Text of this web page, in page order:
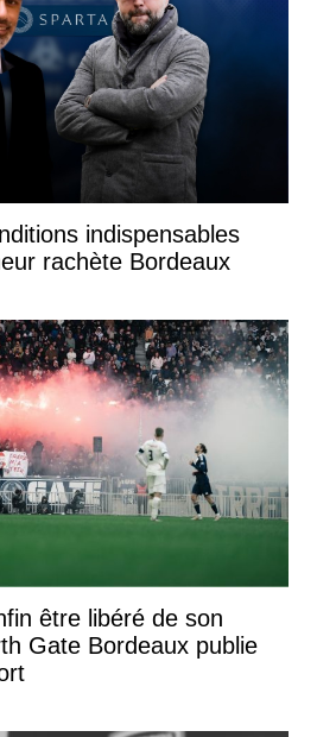
indispensables
rachète Bordeaux
être libéré de son
Gate Bordeaux publie